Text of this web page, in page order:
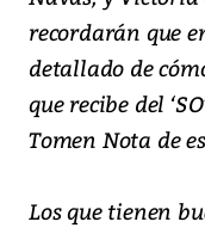
recordarán que
detallado de
que recibe del
Tomen Nota de
Los que tienen